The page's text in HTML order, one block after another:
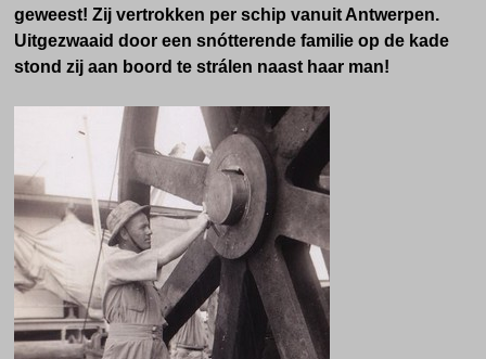
geweest! Zij vertrokken per schip vanuit Antwerpen.
Uitgezwaaid door een snótterende familie op de kade
stond zij aan boord te strálen naast haar man!